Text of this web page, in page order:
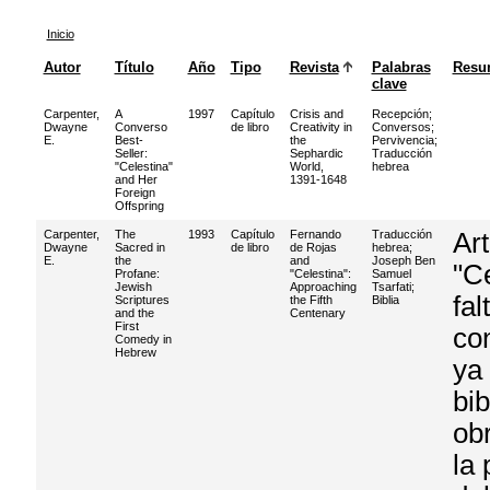
Inicio
Autor Título Año Tipo Revista
Palabras
clave
Carpenter,
Dwayne
E.
A
Converso
Best-
Seller:
"Celestina"
and Her
Foreign
Offspring
1997
Capítulo
de libro
Crisis and
Creativity in
the
Sephardic
World,
1391-1648
Recepción;
Conversos;
Pervivencia;
Traducción
hebrea
Carpenter,
Dwayne
E.
The
Sacred in
the
Profane:
Jewish
Scriptures
and the
First
Comedy in
Hebrew
1993
Capítulo
de libro
Fernando
de Rojas
and
"Celestina":
Approaching
the Fifth
Centenary
Traducción
hebrea;
Joseph Ben
Samuel
Tsarfati;
Biblia
ya
la